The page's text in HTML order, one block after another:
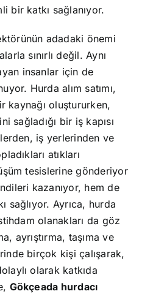
bir katkı sağlanıyor.
adadaki önemi
sınırlı değil. Aynı
insanlar için de
Hurda alım satımı,
kaynağı oluştururken,
sağladığı bir iş kapısı
iş yerlerinden ve
atıkları
tesislerine gönderiyor
kazanıyor, hem de
sağlıyor. Ayrıca, hurda
olanakları da göz
ayrıştırma, taşıma ve
birçok kişi çalışarak,
olarak katkıda
Gökçeada hurdacı